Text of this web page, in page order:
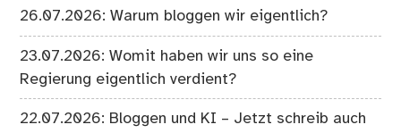
26.07.2026: Warum bloggen wir eigentlich?
23.07.2026: Womit haben wir uns so eine
Regierung eigentlich verdient?
22.07.2026: Bloggen und KI – Jetzt schreib auch